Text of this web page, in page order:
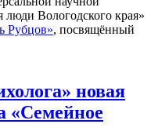
Вологодского края»
Рубцов», посвящённый
новая
«Семейное